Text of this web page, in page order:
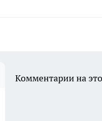
Комментарии на